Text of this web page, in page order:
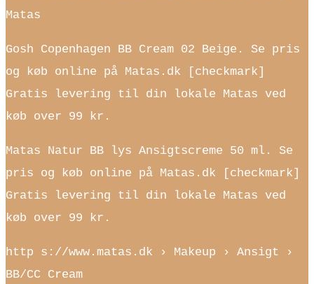
Matas
Gosh Copenhagen BB Cream 02 Beige. Se pris
og køb online på Matas.dk [checkmark]
Gratis levering til din lokale Matas ved
køb over 99 kr.
Matas Natur BB lys Ansigtscreme 50 ml. Se
pris og køb online på Matas.dk [checkmark]
Gratis levering til din lokale Matas ved
køb over 99 kr.
http s://www.matas.dk › Makeup › Ansigt ›
BB/CC Cream